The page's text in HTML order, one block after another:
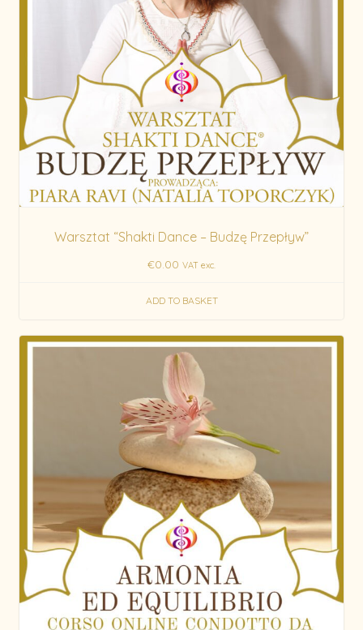
Warsztat “Shakti Dance – Budzę Przepływ”
€0.00 VAT exc.
ADD TO BASKET